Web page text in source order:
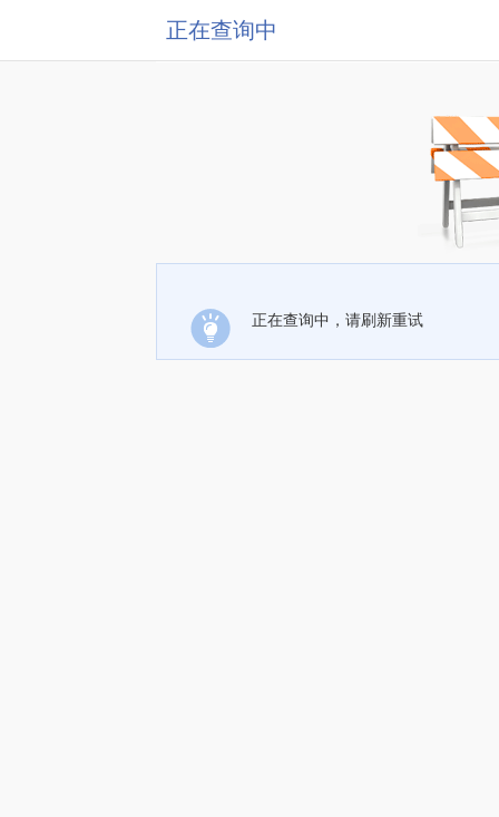
正在查询中
正在查询中，请刷新重试